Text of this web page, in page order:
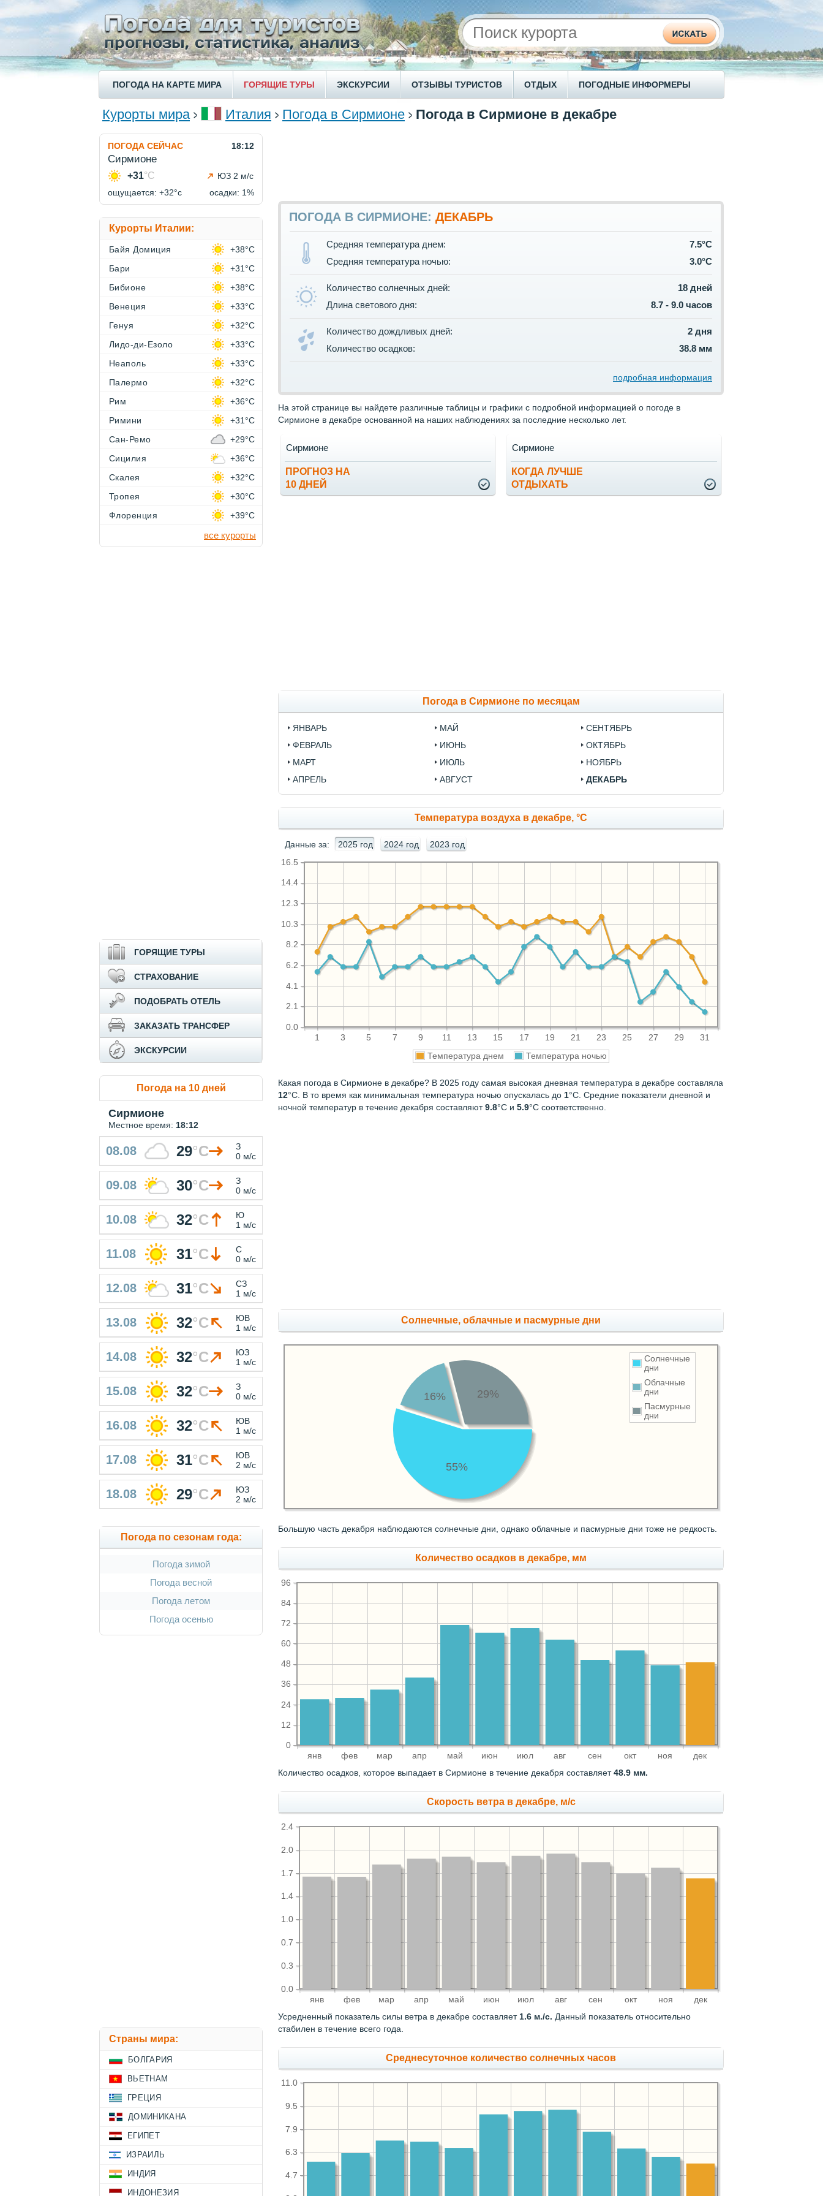
ПОГОДА НА КАРТЕ МИРА ГОРЯЩИЕ ТУРЫ ЭКСКУРСИИ ОТЗЫВЫ ТУРИСТОВ ОТДЫХ ПОГОДНЫЕ ИНФОРМЕРЫ
Курорты мира Италия Погода в Сирмионе Погода в Сирмионе в декабре
ПОГОДА В СИРМИОНЕ: ДЕКАБРЬ
Средняя температура днем:
7.5°C
Средняя температура ночью:
3.0°C
Количество солнечных дней:
18 дней
Длина светового дня:
8.7 - 9.0 часов
Количество дождливых дней:
2 дня
Количество осадков:
38.8 мм
подробная информация
На этой странице вы найдете различные таблицы и графики с подробной информацией о погоде в
Сирмионе в декабре основанной на наших наблюдениях за последние несколько лет.
ПРОГНОЗ НА
10 ДНЕЙ
Сирмионе
КОГДА ЛУЧШЕ
ОТДЫХАТЬ
Сирмионе
Погода в Сирмионе по месяцам
ЯНВАРЬ
ФЕВРАЛЬ
МАРТ
АПРЕЛЬ
МАЙ
ИЮНЬ
ИЮЛЬ
АВГУСТ
СЕНТЯБРЬ
ОКТЯБРЬ
НОЯБРЬ
ДЕКАБРЬ
Температура воздуха в декабре, °C
Данные за: 2025 год 2024 год 2023 год
1 3 5 7 9 11 13 15 17 19 21 23 25 27 29 31
0.0
2.1
4.1
6.2
8.2
10.3
12.3
14.4
16.5
Температура днем Температура ночью
Какая погода в Сирмионе в декабре? В 2025 году самая высокая дневная температура в декабре составляла
12°С. В то время как минимальная температура ночью опускалась до 1°C. Средние показатели дневной и
ночной температур в течение декабря составляют9.8°С и 5.9°С соответственно.
Cолнечные, облачные и пасмурные дни
Солнечные
дни
Облачные
дни
Пасмурные
дни
55%
16% 29%
Большую часть декабря наблюдаются солнечные дни, однако облачные и пасмурные дни тоже не редкость.
Количество осадков в декабре, мм
янв фев мар апр май июн июл авг сен окт ноя дек
0
12
24
36
48
60
72
84
96
Количество осадков, которое выпадает в Сирмионе в течение декабря составляет48.9 мм.
Скорость ветра в декабре, м/с
янв фев мар апр май июн июл авг сен окт ноя дек
0.0
0.3
0.7
1.0
1.4
1.7
2.0
2.4
Усредненный показатель силы ветра в декабре составляет1.6 м./с. Данный показатель относительно
стабилен в течение всего года.
Среднесуточное количество солнечных часов
4.7
6.3
7.9
9.5
11.0
ПОГОДА СЕЙЧАС 18:12
Сирмионе
+31°C
ЮЗ 2 м/с
ощущается: +32°c
осадки: 1%
Курорты Италии:
Байя Домиция
+38°C
Бари
+31°C
Бибионе
+38°C
Венеция
+33°C
Генуя
+32°C
Лидо-ди-Езоло
+33°C
Неаполь
+33°C
Палермо
+32°C
Рим
+36°C
Римини
+31°C
Сан-Ремо
+29°C
Сицилия
+36°C
Скалея
+32°C
Тропея
+30°C
Флоренция
+39°C
все курорты
ГОРЯЩИЕ ТУРЫ
СТРАХОВАНИЕ
ПОДОБРАТЬ ОТЕЛЬ
ЗАКАЗАТЬ ТРАНСФЕР
ЭКСКУРСИИ
Погода на 10 дней
Сирмионе
Местное время: 18:12
08.08 29°C
З
0 м/с
09.08 30°C
З
0 м/с
10.08 32°C
Ю
1 м/с
11.08 31°C
С
0 м/с
12.08 31°C
СЗ
1 м/с
13.08 32°C
ЮВ
1 м/с
14.08 32°C
ЮЗ
1 м/с
15.08 32°C
З
0 м/с
16.08 32°C
ЮВ
1 м/с
17.08 31°C
ЮВ
2 м/с
18.08 29°C
ЮЗ
2 м/с
Погода по сезонам года:
Погода зимой
Погода весной
Погода летом
Погода осенью
Страны мира:
БОЛГАРИЯ
ВЬЕТНАМ
ГРЕЦИЯ
ДОМИНИКАНА
ЕГИПЕТ
ИЗРАИЛЬ
ИНДИЯ
ИНДОНЕЗИЯ